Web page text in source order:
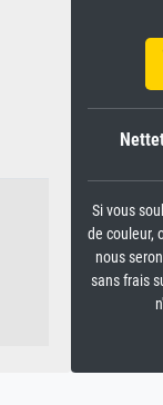
Si vous
de couleur,
nous
sans frais